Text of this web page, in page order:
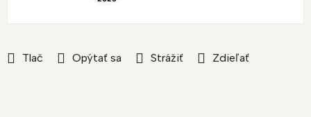
Tlač Opýtať sa Strážiť Zdieľať